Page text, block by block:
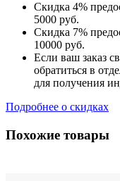
Скидка 4%
5000 руб.
Скидка 7%
10000 руб.
Если ваш заказ
обратиться в
для получения
Подробнее о скидках
Похожие товары